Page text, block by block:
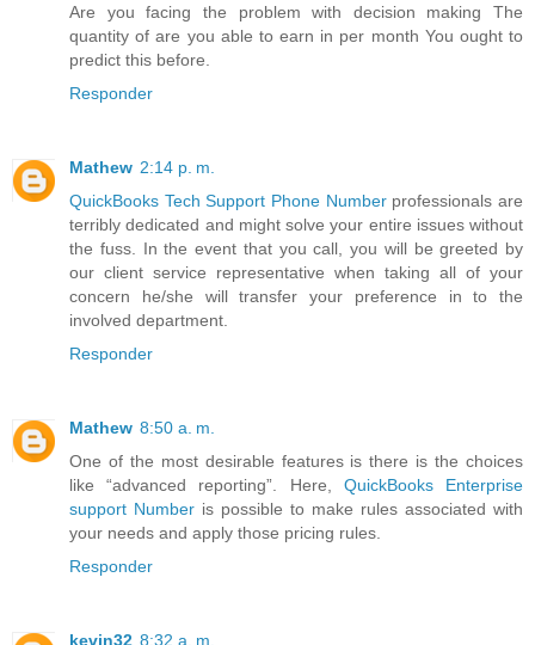
Are you facing the problem with decision making The
quantity of are you able to earn in per month You ought to
predict this before.
Responder
Mathew 2:14 p. m.
QuickBooks Tech Support Phone Numberprofessionals are
terribly dedicated and might solve your entire issues without
the fuss. In the event that you call, you will be greeted by
our client service representative when taking all of your
concern he/she will transfer your preference in to the
involved department.
Responder
Mathew 8:50 a. m.
One of the most desirable features is there is the choices
like “advanced reporting”. Here, QuickBooks Enterprise
support Number is possible to make rules associated with
your needs and apply those pricing rules.
Responder
kevin32 8:32 a. m.